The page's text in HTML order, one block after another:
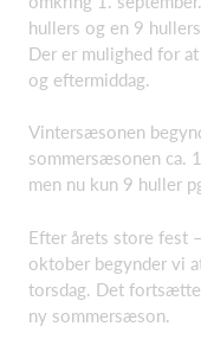
hullers og en 9
Der er mulighed for
og eftermiddag.
Vintersæsonen
sommersæsonen ca.
men nu kun 9 huller
Efter årets store fest
oktober begynder vi
torsdag. Det
ny sommersæson.